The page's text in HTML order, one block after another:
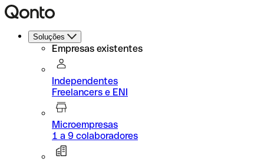
Soluções
Empresas existentes
Independentes
Freelancers e ENI
Microempresas
1 a 9 colaboradores